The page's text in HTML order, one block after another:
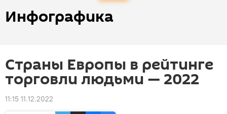
Инфографика
Страны Европы в рейтинге
торговли людьми — 2022
11:15 11.12.2022